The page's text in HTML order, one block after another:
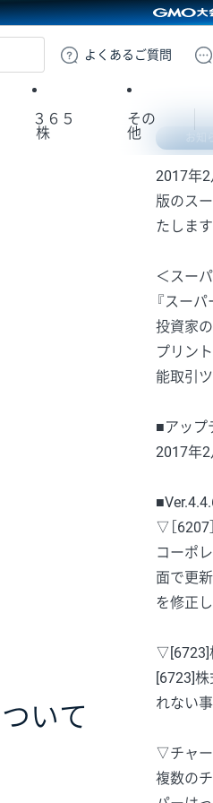
GMOクリック証券
よくある ご質問
３６５
株
その
他
いて
2017年2
版のス
たします
＜スー
『スー
投資家
プリン
能取引ツ
■アップ
2017年2
▽［6207
コーポ
面で更
を修正し
▽[6723]
[6723]
れない
▽チャー
複数の